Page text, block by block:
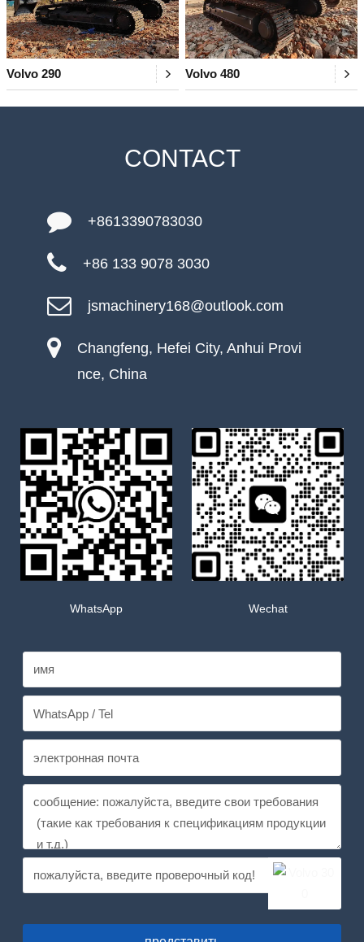
Volvo 290 Volvo 480
CONTACT
+8613390783030
+86 133 9078 3030
jsmachinery168@outlook.com
Changfeng, Hefei City, Anhui Provi
nce, China
WhatsApp Wechat